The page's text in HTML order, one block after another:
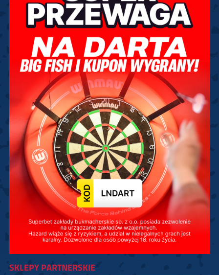
SKLEPY PARTNERSKIE